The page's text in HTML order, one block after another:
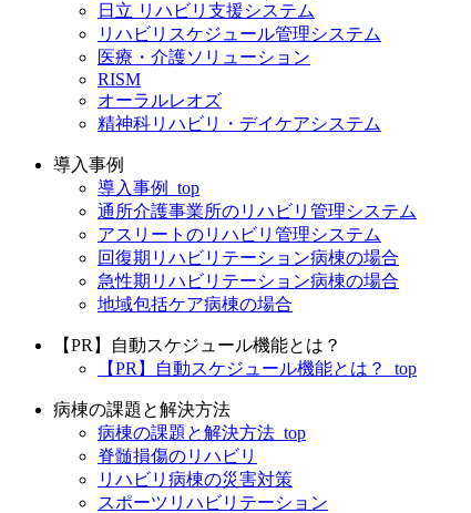
日立 リハビリ支援システム
リハビリスケジュール管理システム
医療・介護ソリューション
RISM
オーラルレオズ
精神科リハビリ・デイケアシステム
導入事例
導入事例_top
通所介護事業所のリハビリ管理システム
アスリートのリハビリ管理システム
回復期リハビリテーション病棟の場合
急性期リハビリテーション病棟の場合
地域包括ケア病棟の場合
【PR】自動スケジュール機能とは？
【PR】自動スケジュール機能とは？_top
病棟の課題と解決方法
病棟の課題と解決方法_top
脊髄損傷のリハビリ
リハビリ病棟の災害対策
スポーツリハビリテーション